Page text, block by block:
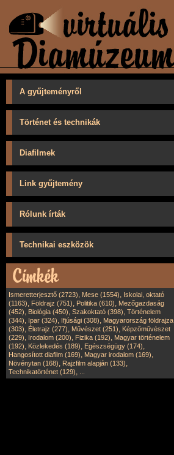
A gyűjteményről
Történet és technikák
Diafilmek
Link gyűjtemény
Rólunk írták
Technikai eszközök
Ismeretterjesztő (2723), Mese (1554), Iskolai, oktató
(1163), Földrajz (751), Politika (610), Mezőgazdaság
(452), Biológia (450), Szakoktató (398), Történelem
(344), Ipar (324), Ifjúsági (308), Magyarország földrajza
(303), Életrajz (277), Művészet (251), Képzőművészet
(229), Irodalom (200), Fizika (192), Magyar történelem
(192), Közlekedés (189), Egészségügy (174),
Hangosított diafilm (169), Magyar irodalom (169),
Növénytan (168), Rajzfilm alapján (133),
Technikatörténet (129),